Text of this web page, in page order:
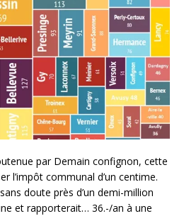
par Demain confignon, cette
l’impôt communal d’un centime.
doute près d’un demi-million
et rapporterait… 36.-/an à une